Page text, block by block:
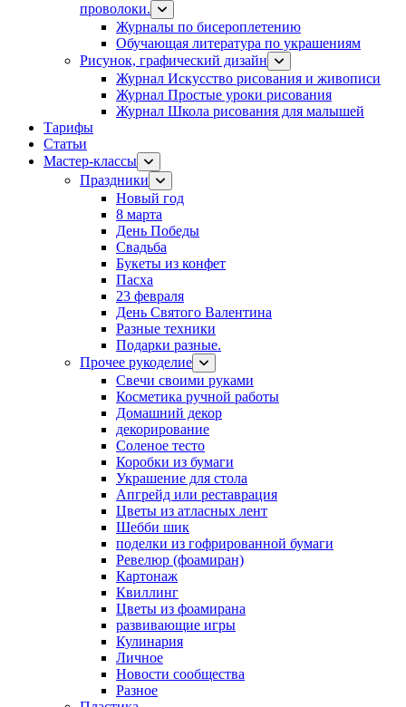
проволоки.
Журналы по бисероплетению
Обучающая литература по украшениям
Рисунок, графический дизайн
Журнал Искусство рисования и живописи
Журнал Простые уроки рисования
Журнал Школа рисования для малышей
Тарифы
Статьи
Мастер-классы
Праздники
Новый год
8 марта
День Победы
Свадьба
Букеты из конфет
Пасха
23 февраля
День Святого Валентина
Разные техники
Подарки разные.
Прочее рукоделие
Свечи своими руками
Косметика ручной работы
Домашний декор
декорирование
Соленое тесто
Коробки из бумаги
Украшение для стола
Апгрейд или реставрация
Цветы из атласных лент
Шебби шик
поделки из гофрированной бумаги
Ревелюр (фоамиран)
Картонаж
Квиллинг
Цветы из фоамирана
развивающие игры
Кулинария
Личное
Новости сообщества
Разное